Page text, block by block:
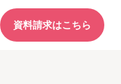
資料請求はこちら